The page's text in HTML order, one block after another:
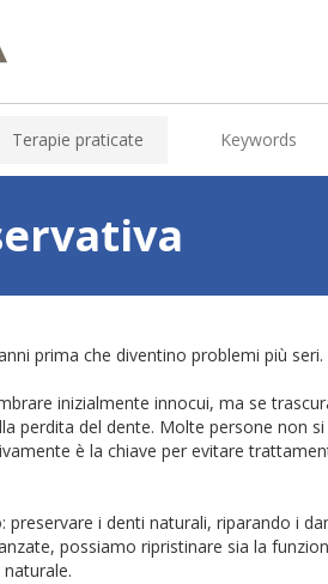
Terapie praticate Keywords
prima che diventino problemi più seri.
inizialmente innocui, ma se
perdita del dente. Molte persone non
è la chiave per evitare
i denti naturali, riparando i
possiamo ripristinare sia la